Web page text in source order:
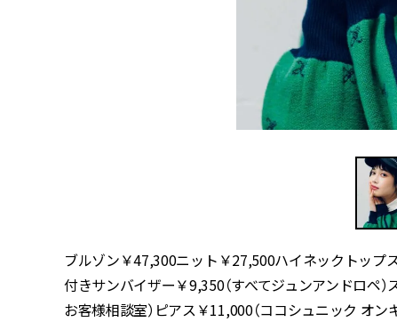
ブルゾン￥47,300ニット￥27,500ハイネックトッ
付きサンバイザー￥9,350（すべてジュンアンドロペ
お客様相談室）ピアス￥11,000（ココシュニック オ